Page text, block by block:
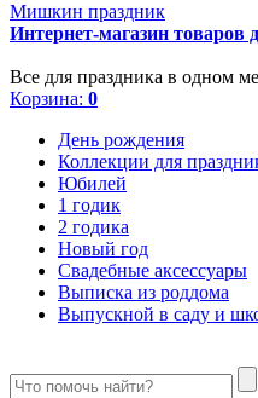
Мишкин праздник
Интернет-магазин товаров
Все для праздника в одном
Корзина: 0
День рождения
Коллекции для
Юбилей
1 годик
2 годика
Новый год
Свадебные аксессуары
Выписка из роддома
Выпускной в саду и